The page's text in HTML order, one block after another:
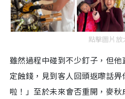
點擊圖片放
雖然過程中碰到不少釘子，但
定蝕錢，見到客人回頭返嚟話
啦！」至於未來會否重開，麥